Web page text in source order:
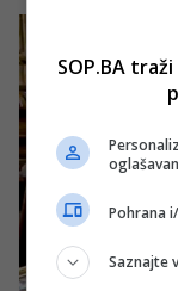
SOP.BA
Pohrana
Saznajte